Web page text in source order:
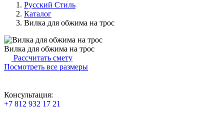
Русский Стиль
Каталог
Вилка для обжима на трос
Вилка для обжима на трос
Рассчитать смету
Посмотреть все размеры
Консультация:
+7 812 932 17 21